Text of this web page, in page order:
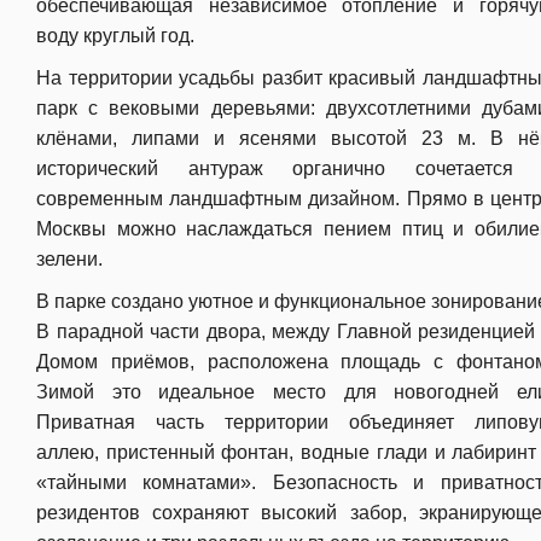
обеспечивающая независимое отопление и
воду круглый год.
На территории усадьбы разбит красивый
парк с вековыми деревьями: двухсотлетними
клёнами, липами и ясенями высотой 23 м. В
исторический антураж органично сочетается
современным ландшафтным дизайном. Прямо в
Москвы можно наслаждаться пением птиц и
зелени.
В парке создано уютное и функциональное
В парадной части двора, между Главной резиденцией
Домом приёмов, расположена площадь с
Зимой это идеальное место для новогодней
Приватная часть территории объединяет
аллею, пристенный фонтан, водные глади и лабиринт
«тайными комнатами». Безопасность и
резидентов сохраняют высокий забор,